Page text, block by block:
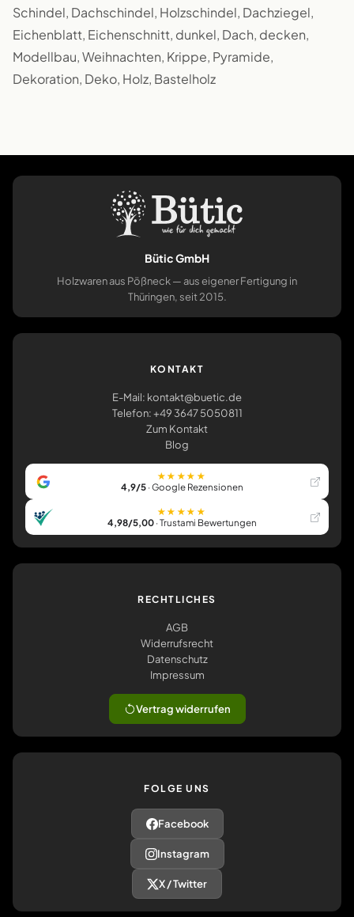
Schindel, Dachschindel, Holzschindel, Dachziegel,
Eichenblatt, Eichenschnitt, dunkel, Dach, decken,
Modellbau, Weihnachten, Krippe, Pyramide,
Dekoration, Deko, Holz, Bastelholz
Bütic GmbH
Holzwaren aus Pößneck — aus eigener Fertigung in
Thüringen, seit 2015.
KONTAKT
E-Mail: kontakt@buetic.de
Telefon: +49 3647 5050811
Zum Kontakt
Blog
★★★★★
4,9/5· Google Rezensionen
★★★★★
4,98/5,00· Trustami Bewertungen
RECHTLICHES
AGB
Widerrufsrecht
Datenschutz
Impressum
Vertrag widerrufen
FOLGE UNS
Facebook
Instagram
X / Twitter